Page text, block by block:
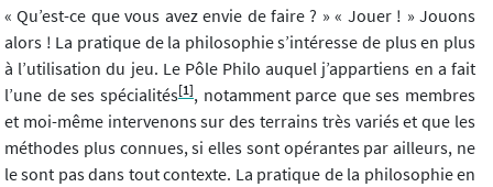
« Qu’est-ce que vous avez envie de faire ? » « Jouer ! » Jouons
alors ! La pratique de la philosophie s’intéresse de plus en plus
à l’utilisation du jeu. Le Pôle Philo auquel j’appartiens en a fait
l’une de ses spécialités[1], notamment parce que ses membres
et moi-même intervenons sur des terrains très variés et que les
méthodes plus connues, si elles sont opérantes par ailleurs, ne
le sont pas dans tout contexte. La pratique de la philosophie en